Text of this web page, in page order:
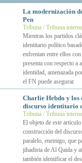
La modernización
Pen
Tribuna / Tribuna
Mientras los partidos
identitario político
enfrentan entre ellos
presenta con respecto a
identidad, amenazada
el FN puede asegurar.
Charlie Hebdo y los
discurso identitario
Tribuna / Tribuna
El objeto de este
construcción del
paralelo, enemigo, que
jihadista de Al Qaida y
también identificar el